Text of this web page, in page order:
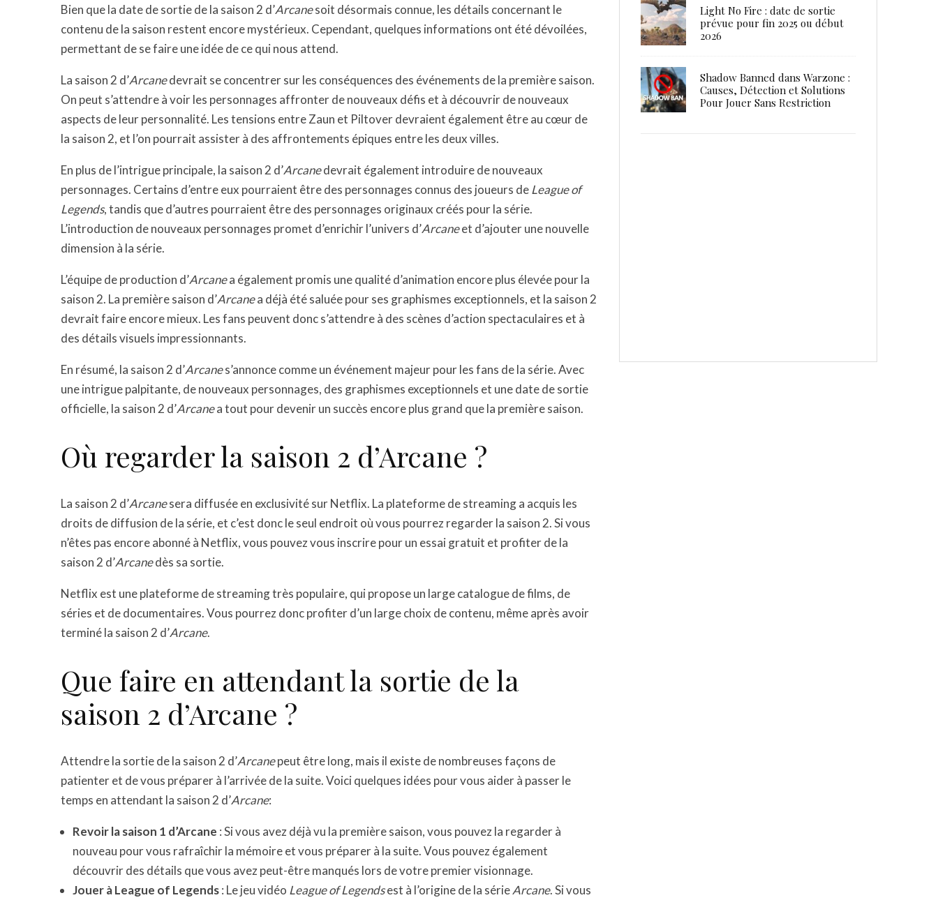
Bien que la date de sortie de la saison 2 d’Arcanesoit désormais connue, les détails concernant le
contenu de la saison restent encore mystérieux. Cependant, quelques informations ont été dévoilées,
permettant de se faire une idée de ce qui nous attend.
La saison 2 d’Arcanedevrait se concentrer sur les conséquences des événements de la première saison.
On peut s’attendre à voir les personnages affronter de nouveaux défis et à découvrir de nouveaux
aspects de leur personnalité. Les tensions entre Zaun et Piltover devraient également être au cœur de
la saison 2, et l’on pourrait assister à des affrontements épiques entre les deux villes.
En plus de l’intrigue principale, la saison 2 d’Arcanedevrait également introduire de nouveaux
personnages. Certains d’entre eux pourraient être des personnages connus des joueurs deLeague of
Legends, tandis que d’autres pourraient être des personnages originaux créés pour la série.
L’introduction de nouveaux personnages promet d’enrichir l’univers d’Arcaneet d’ajouter une nouvelle
dimension à la série.
L’équipe de production d’Arcanea également promis une qualité d’animation encore plus élevée pour la
saison 2. La première saison d’Arcanea déjà été saluée pour ses graphismes exceptionnels, et la saison 2
devrait faire encore mieux. Les fans peuvent donc s’attendre à des scènes d’action spectaculaires et à
des détails visuels impressionnants.
En résumé, la saison 2 d’Arcanes’annonce comme un événement majeur pour les fans de la série. Avec
une intrigue palpitante, de nouveaux personnages, des graphismes exceptionnels et une date de sortie
officielle, la saison 2 d’Arcanea tout pour devenir un succès encore plus grand que la première saison.
Où regarder la saison 2 d’Arcane ?
La saison 2 d’Arcanesera diffusée en exclusivité sur Netflix. La plateforme de streaming a acquis les
droits de diffusion de la série, et c’est donc le seul endroit où vous pourrez regarder la saison 2. Si vous
n’êtes pas encore abonné à Netflix, vous pouvez vous inscrire pour un essai gratuit et profiter de la
saison 2 d’Arcanedès sa sortie.
Netflix est une plateforme de streaming très populaire, qui propose un large catalogue de films, de
séries et de documentaires. Vous pourrez donc profiter d’un large choix de contenu, même après avoir
terminé la saison 2 d’Arcane.
Que faire en attendant la sortie de la
saison 2 d’Arcane ?
Attendre la sortie de la saison 2 d’Arcanepeut être long, mais il existe de nombreuses façons de
patienter et de vous préparer à l’arrivée de la suite. Voici quelques idées pour vous aider à passer le
temps en attendant la saison 2 d’Arcane:
Revoir la saison 1 d’Arcane : Si vous avez déjà vu la première saison, vous pouvez la regarder à
nouveau pour vous rafraîchir la mémoire et vous préparer à la suite. Vous pouvez également
découvrir des détails que vous avez peut-être manqués lors de votre premier visionnage.
Jouer à League of Legends: Le jeu vidéo League of Legendsest à l’origine de la sérieArcane. Si vous
Light No Fire : date de sortie
prévue pour fin 2025 ou début
2026
Shadow Banned dans Warzone :
Causes, Détection et Solutions
Pour Jouer Sans Restriction